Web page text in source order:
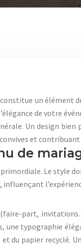
un
de votre
Un design
et contribuant
de
Le style
part,
typographie
du papier